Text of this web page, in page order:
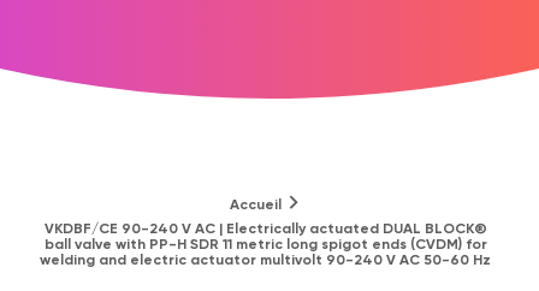
Accueil
VKDBF/CE 90-240 V AC | Electrically actuated DUAL BLOCK®
ball valve with PP-H SDR 11 metric long spigot ends (CVDM) for
welding and electric actuator multivolt 90-240 V AC 50-60 Hz